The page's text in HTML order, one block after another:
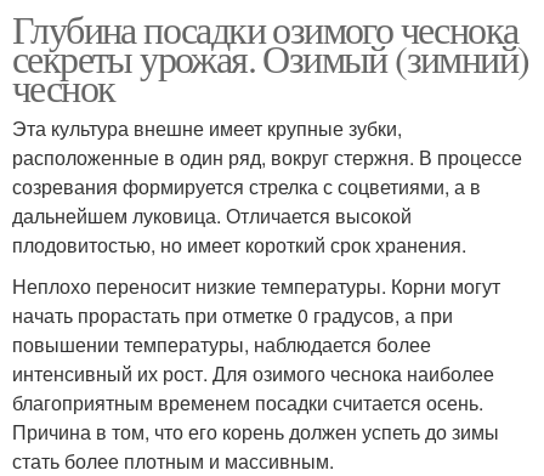
Глубина посадки озимого чеснока
секреты урожая. Озимый (зимний)
чеснок
Эта культура внешне имеет крупные зубки,
расположенные в один ряд, вокруг стержня. В процессе
созревания формируется стрелка с соцветиями, а в
дальнейшем луковица. Отличается высокой
плодовитостью, но имеет короткий срок хранения.
Неплохо переносит низкие температуры. Корни могут
начать прорастать при отметке 0 градусов, а при
повышении температуры, наблюдается более
интенсивный их рост. Для озимого чеснока наиболее
благоприятным временем посадки считается осень.
Причина в том, что его корень должен успеть до зимы
стать более плотным и массивным.